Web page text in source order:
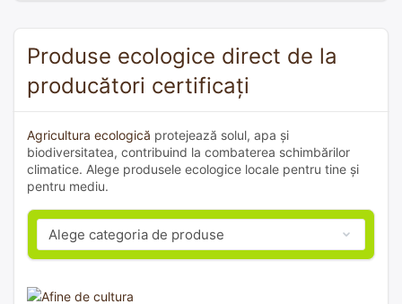
Produse ecologice direct de la
producători certificați
Agricultura ecologică protejează solul, apa și
biodiversitatea, contribuind la combaterea schimbărilor
climatice. Alege produsele ecologice locale pentru tine și
pentru mediu.